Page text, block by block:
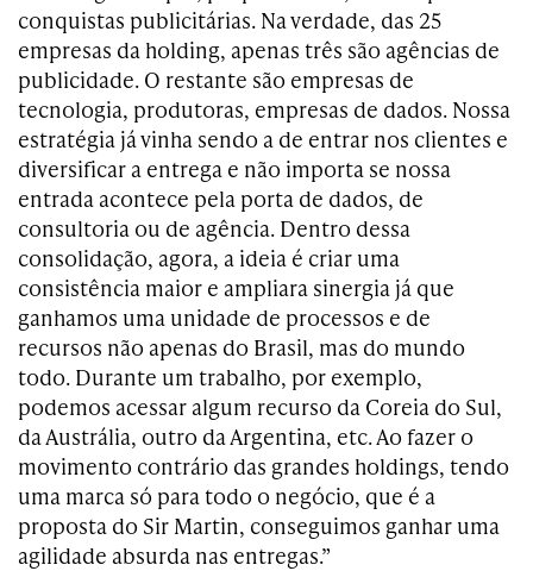
conquistas publicitárias. Na verdade, das 25
empresas da holding, apenas três são agências de
publicidade. O restante são empresas de
tecnologia, produtoras, empresas de dados. Nossa
estratégia já vinha sendo a de entrar nos clientes e
diversificar a entrega e não importa se nossa
entrada acontece pela porta de dados, de
consultoria ou de agência. Dentro dessa
consolidação, agora, a ideia é criar uma
consistência maior e ampliara sinergia já que
ganhamos uma unidade de processos e de
recursos não apenas do Brasil, mas do mundo
todo. Durante um trabalho, por exemplo,
podemos acessar algum recurso da Coreia do Sul,
da Austrália, outro da Argentina, etc. Ao fazer o
movimento contrário das grandes holdings, tendo
uma marca só para todo o negócio, que é a
proposta do Sir Martin, conseguimos ganhar uma
agilidade absurda nas entregas.”